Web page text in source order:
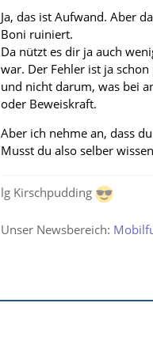
Ja, das ist Aufwand. Aber
Boni ruiniert.
Da nützt es dir ja auch
war. Der Fehler ist ja
und nicht darum, was bei
oder Beweiskraft.
Aber ich nehme an, dass
Musst du also selber
lg Kirschpudding
Unser Newsbereich: